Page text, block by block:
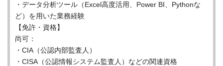
・データ分析ツール（Excel高度活用、Power BI、Pythonな
ど）を用いた業務経験
【免許・資格】
尚可：
・CIA（公認内部監査人）
・CISA（公認情報システム監査人）などの関連資格